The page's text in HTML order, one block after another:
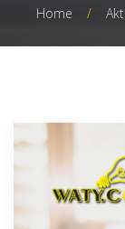
Home /